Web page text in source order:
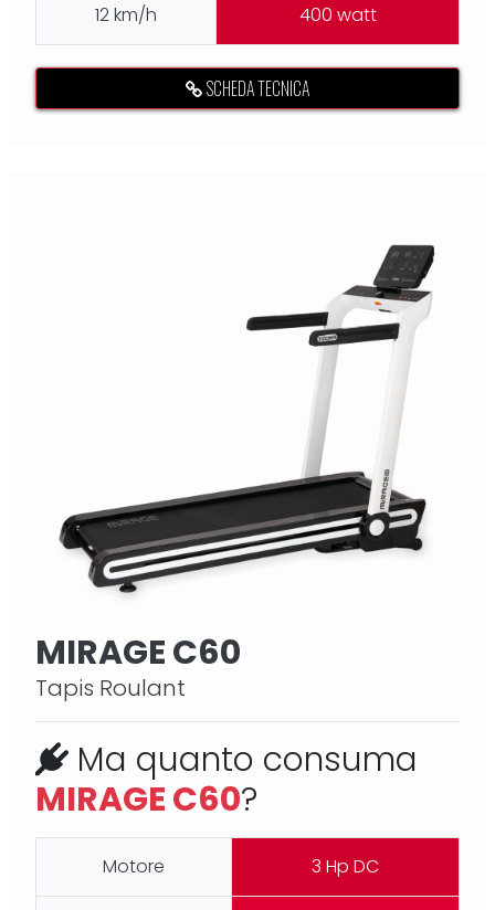
12 km/h 400 watt
SCHEDA TECNICA
MIRAGE C60
Tapis Roulant
Ma quanto consuma
MIRAGE C60?
Motore 3 Hp DC